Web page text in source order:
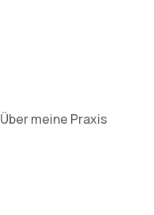
Über meine Praxis